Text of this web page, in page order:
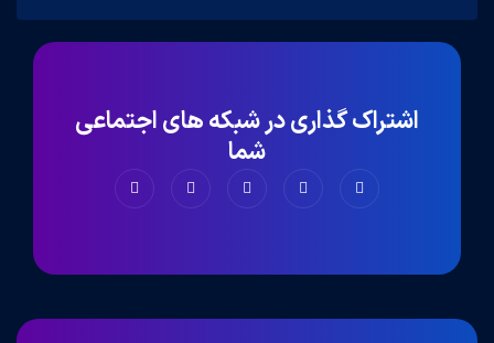
اشتراک گذاری در شبکه های اجتماعی
شما